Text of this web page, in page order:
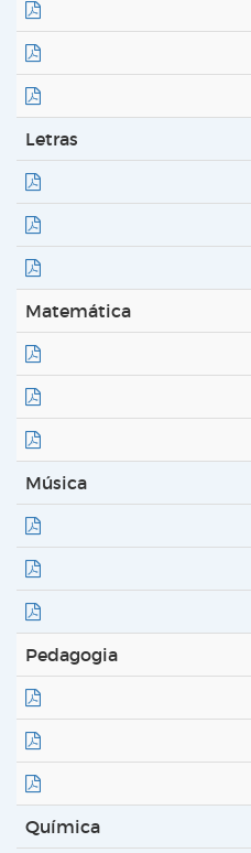
Letras
Matemática
Música
Pedagogia
Química